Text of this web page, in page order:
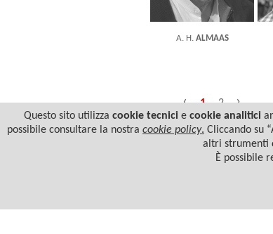
A. H. ALMAAS
‹ 1 2 ›
Questo sito utilizza cookie tecnicie cookie analitici
possibile consultare la nostra cookie policy. Cliccando su
altri strumenti
È possibile